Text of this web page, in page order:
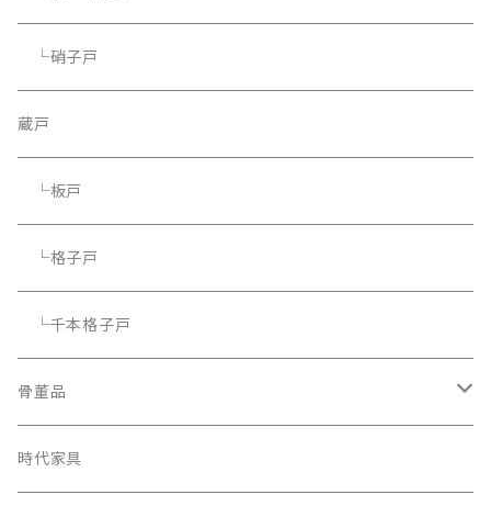
└硝子戸
蔵戸
└板戸
└格子戸
└千本格子戸
骨董品
骨董品
時代家具